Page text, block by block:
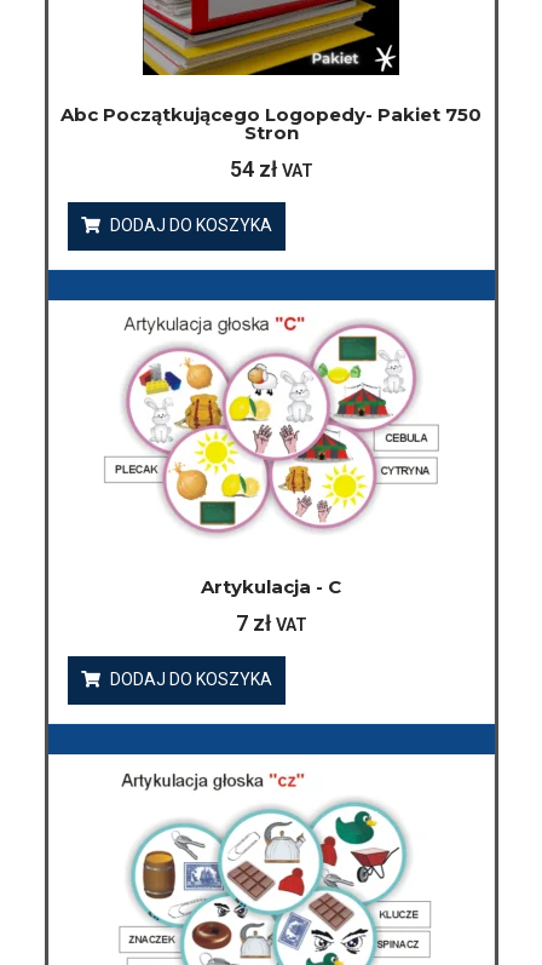
Abc Początkującego Logopedy- Pakiet 750
Stron
54 zł VAT
DODAJ DO KOSZYKA
Artykulacja - C
7 zł VAT
DODAJ DO KOSZYKA